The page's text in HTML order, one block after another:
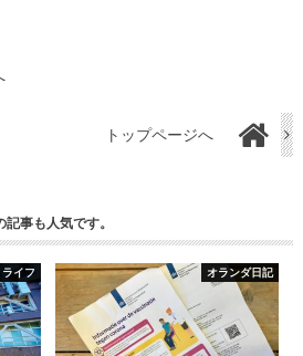
トップページへ
記事も人気です。
ライフ オランダ日記